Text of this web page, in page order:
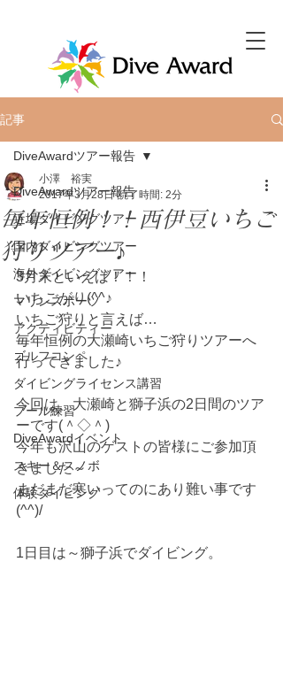
記事
DiveAwardツアー報告
近場ダイビングツアー
国内ダイビングツアー
海外ダイビングツアー
マリンスポーツ
アクティビティー
ゴルフコンペ
ダイビングライセンス講習
プール練習
DiveAwardイベント
スキー＆スノボ
体験ダイビング
DiveAwardツアー報告
毎年恒例！！西伊豆いちご
狩りツアー♪
小澤 裕実
2017年3月28日 読了時間: 2分
3月末といえば！！！
いちごがり(^^♪
いちご狩りと言えば…
毎年恒例の大瀬崎いちご狩りツアーへ
行ってきました♪
今回は、大瀬崎と獅子浜の2日間のツア
ーです(＾◇＾)
今年も沢山のゲストの皆様にご参加頂
きました～
まだまだ寒いってのにあり難い事です
(^^)/
1日目は～獅子浜でダイビング。